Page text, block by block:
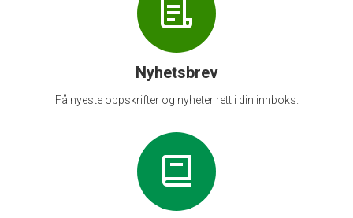
Nyhetsbrev
Få nyeste oppskrifter og nyheter rett i din innboks.